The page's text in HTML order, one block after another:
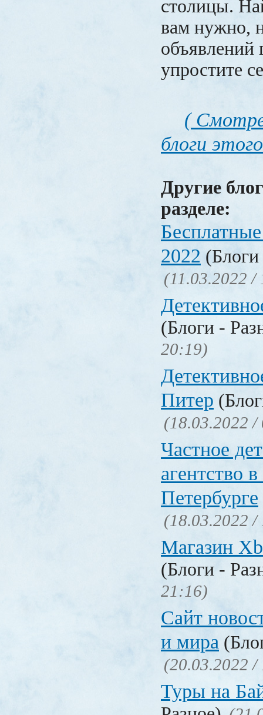
столицы.
вам нужно,
объявлений
упростите
(
блоги
Другие
разделе:
2022
(11.03.2022 /
(Блоги -
20:19)
Питер
(18.03.2022 /
Частное
агентство
Петербурге
(18.03.2022 /
Магазин
(Блоги -
21:16)
Сайт
и мира
(20.03.2022 /
Туры на